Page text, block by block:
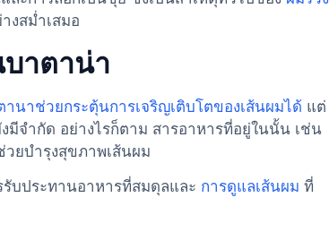
งสม่ำเสมอ
าตาน่า
นาช่วยกระตุ้นการเจริญเติบโตของเส้นผมได้ แต่
จำกัด อย่างไรก็ตาม สารอาหารที่อยู่ในนั้น เช่น
ยบำรุงสุขภาพเส้นผม
บประทานอาหารที่สมดุลและ การดูแลเส้นผม ที่